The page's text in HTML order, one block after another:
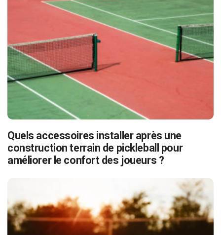
Quels accessoires installer après une
construction terrain de pickleball pour
améliorer le confort des joueurs ?